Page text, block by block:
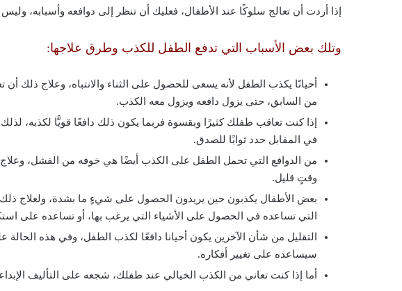
إذا أردت أن تعالج سلوكًا عند الأطفال، فعليك أن تنظر إلى دوافعه وأسبابه،
وتلك بعض الأسباب التي تدفع الطفل للكذب وطرق علاجها:
أحيانًا يكذب الطفل لأنه يسعى للحصول على الثناء والانتباه، وعلاج ذلك أن
من السابق، حتى يزول دافعه ويزول معه الكذب.
إذا كنت تعاقب طفلك كثيرًا وبقسوة فربما يكون ذلك دافعًا قويًّا لكذبه،
في المقابل حدد ثوابًا للصدق.
من الدوافع التي تحمل الطفل على الكذب أيضًا هي خوفه من الفشل،
وقتٍ قليل.
بعض الأطفال يكذبون حين يريدون الحصول على شيءٍ ما بشدة، ولعلاج
التي تساعده في الحصول على الأشياء التي يرغب بها، أو تساعده على
التقليل من شأن الآخرين يكون أحيانا دافعًا لكذب الطفل، وفي هذه
سيساعده على تغيير أفكاره.
أما إذا كنت تعاني من الكذب الخيالي عند طفلك، شجعه على التأليف